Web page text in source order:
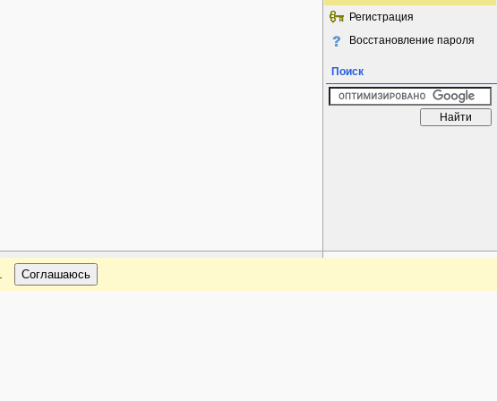
Регистрация
Восстановление пароля
Поиск
Соглашаюсь